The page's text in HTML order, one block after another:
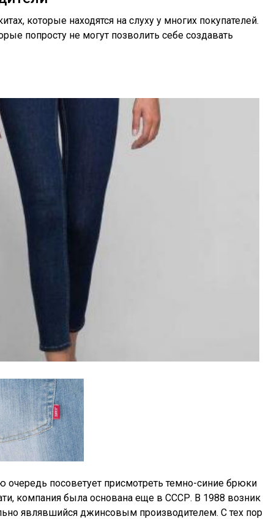
которые находятся на слуху у многих покупателей.
попросту не могут позволить себе создавать
посоветует присмотреть темно-синие брюки
компания была основана еще в СССР. В 1988 возник
являвшийся джинсовым производителем. С тех пор